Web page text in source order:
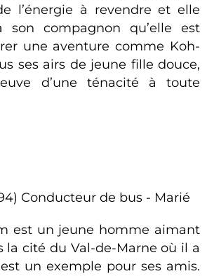
l’énergie à revendre et elle
son compagnon qu’elle est
une aventure comme Koh-
ses airs de jeune fille douce,
d’une ténacité à toute
Conducteur de bus - Marié
est un jeune homme aimant
la cité du Val-de-Marne où il a
un exemple pour ses amis.